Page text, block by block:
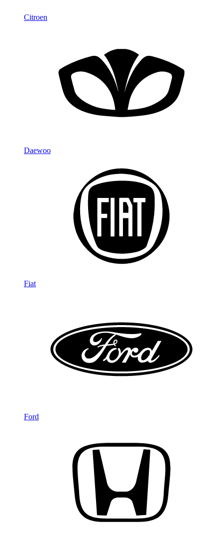
Citroen
Daewoo
Fiat
Ford